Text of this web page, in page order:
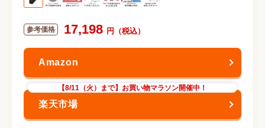
17,198
【8/11（火）まで】お買い物マラソン開催中！